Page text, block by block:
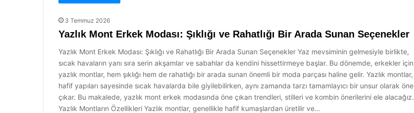
3 Temmuz 2026
Yazlık Mont Erkek Modası: Şıklığı ve Rahatlığı Bir Arada Sunan Seçenekler
Yazlık Mont Erkek Modası: Şıklığı ve Rahatlığı Bir Arada Sunan Seçenekler Yaz mevsiminin gelmesiyle birlikte,
sıcak havaların yanı sıra serin akşamlar ve sabahlar da kendini hissettirmeye başlar. Bu dönemde, erkekler için
yazlık montlar, hem şıklığı hem de rahatlığı bir arada sunan önemli bir moda parçası haline gelir. Yazlık montlar,
hafif yapıları sayesinde sıcak havalarda bile giyilebilirken, aynı zamanda tarzı tamamlayıcı bir unsur olarak öne
çıkar. Bu makalede, yazlık mont erkek modasında öne çıkan trendleri, stilleri ve kombin önerilerini ele alacağız.
Yazlık Montların Özellikleri Yazlık montlar, genellikle hafif kumaşlardan üretilir ve…